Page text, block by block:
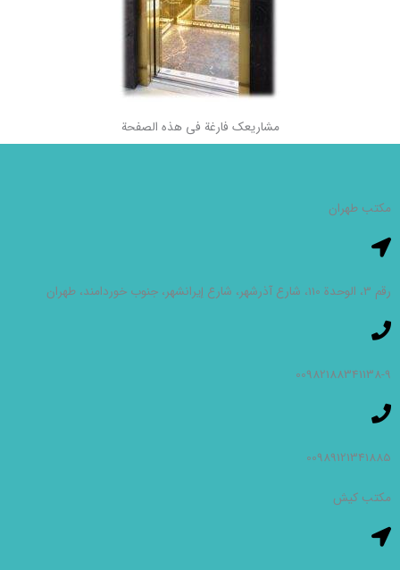
مشاريعك فارغة في هذه الصفحة
مکتب طهران
رقم 3، الوحدة 110، شارع آذرشهر، شارع إيرانشهر، جنوب خوردامند، طهران
00982188341138-9
00989121341885
مکتب کیش